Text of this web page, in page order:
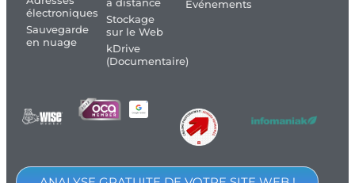
électroniques
Sauvegarde
en nuage
Stockage
sur le Web
kDrive
(Documentaire)
Evénements